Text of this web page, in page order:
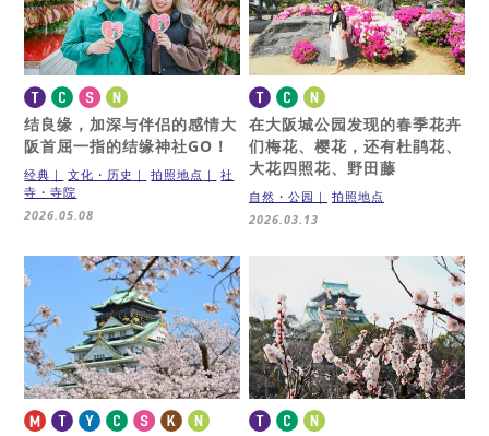
结良缘，加深与伴侣的感情大
阪首屈一指的结缘神社GO！
经典 文化・历史 拍照地点
社
寺・寺院
2026.05.08
在大阪城公园发现的春季花卉
们梅花、樱花，还有杜鹃花、
大花四照花、野田藤
自然・公园
拍照地点
2026.03.13